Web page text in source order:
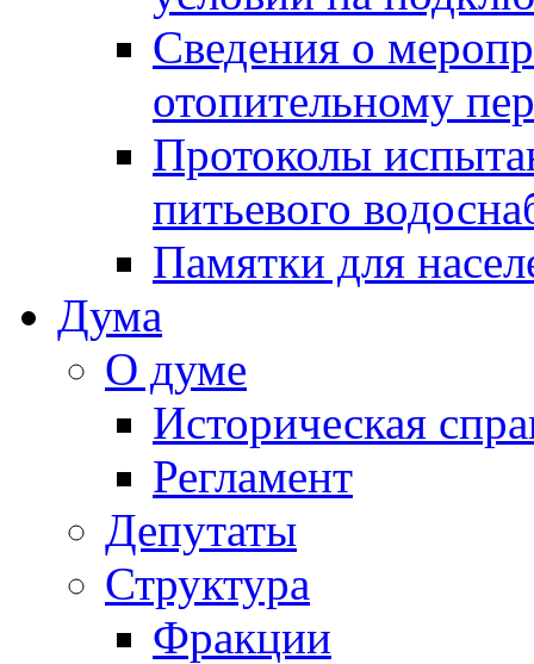
Сведения о
отопительному
Протоколы
питьевого
Памятки для
Дума
О думе
Историческая
Регламент
Депутаты
Структура
Фракции